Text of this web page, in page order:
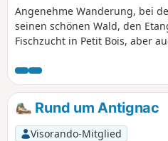
Angenehme Wanderung, bei
seinen schönen Wald, den
Fischzucht in Petit Bois, aber
Weinbergen entdecken
auf demGR®®360oderGRP®®
und am Ende der Wanderung).
Rund um Antignac
Visorando-Mitglied